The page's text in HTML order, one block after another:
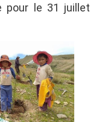
pour le 31 juillet